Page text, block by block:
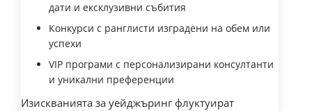
дати и ексклузивни събития
Конкурси с ранглисти изградени на обем или
успехи
VIP програми с персонализирани консултанти
и уникални преференции
Изискванията за уейджъринг флуктуират